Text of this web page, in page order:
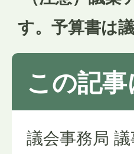
す。予算書は
この記
議会事務局